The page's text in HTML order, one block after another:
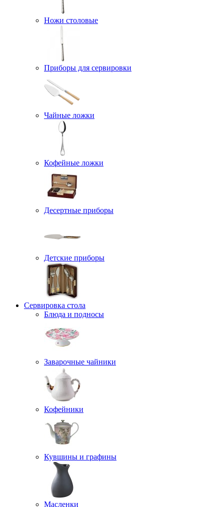
Ножи столовые
Приборы для сервировки
Чайные ложки
Кофейные ложки
Десертные приборы
Детские приборы
Сервировка стола
Блюда и подносы
Заварочные чайники
Кофейники
Кувшины и графины
Масленки